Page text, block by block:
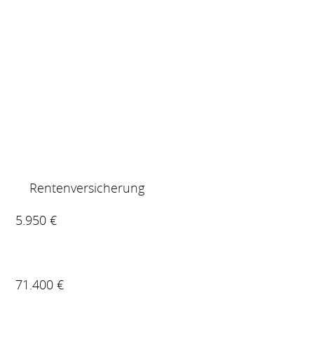
Rentenversicherung
5.950 €
71.400 €